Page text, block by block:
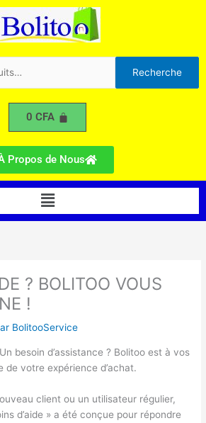
Recherche
0CFA
Propos de Nous
Menu
? BOLITOO VOUS
!
BolitooService
besoin d’assistance ? Bolitoo est à vos
de votre expérience d’achat.
client ou un utilisateur régulier,
d’aide » a été conçue pour répondre